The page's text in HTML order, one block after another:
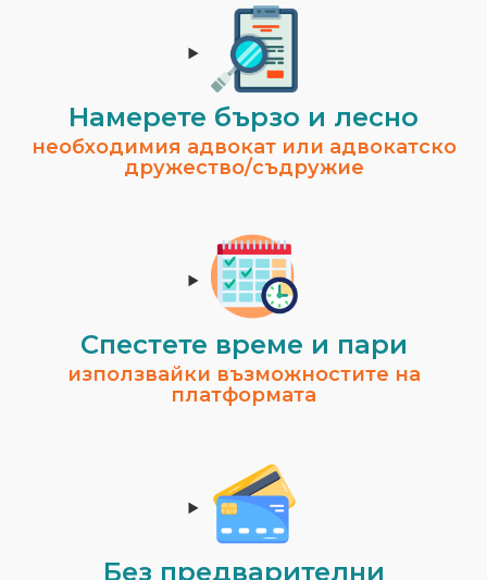
Намерете бързо и лесно
необходимия адвокат или адвокатско
дружество/съдружие
Спестeте време и пари
използвайки възможностите на
платформата
Без предварителни